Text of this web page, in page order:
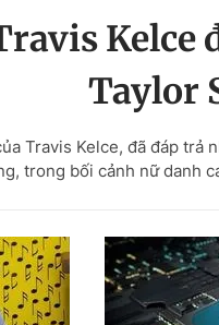
Kelce
Taylor
Travis Kelce, đã đáp
trong bối cảnh nữ danh